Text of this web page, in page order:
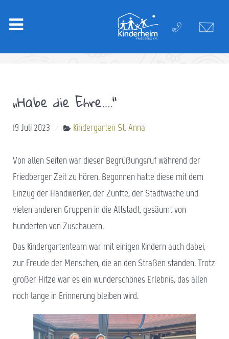
„Habe die Ehre….“
19 Juli 2023 Kindergarten St. Anna
Von allen Seiten war dieser Begrüßungsruf während der
Friedberger Zeit zu hören. Begonnen hatte diese mit dem
Einzug der Handwerker, der Zünfte, der Stadtwache und
vielen anderen Gruppen in die Altstadt, gesäumt von
hunderten von Zuschauern.
Das Kindergartenteam war mit einigen Kindern auch dabei,
zur Freude der Menschen, die an den Straßen standen. Trotz
großer Hitze war es ein wunderschönes Erlebnis, das allen
noch lange in Erinnerung bleiben wird.